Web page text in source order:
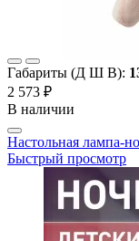
Габариты (Д Ш В):
2 573 ₽
В наличии
Настольная лампа-
Быстрый просмотр